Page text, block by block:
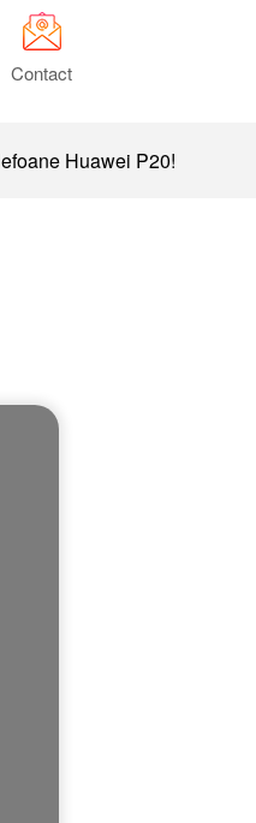
Contact
Huawei P20!